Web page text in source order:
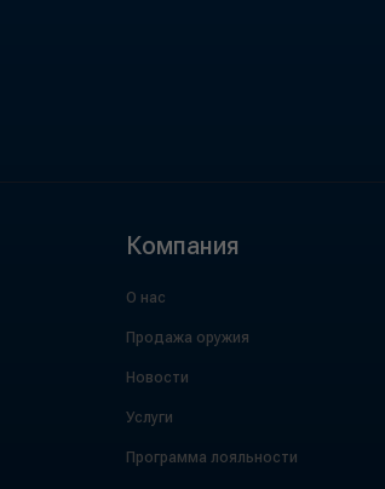
Компания
О нас
Продажа оружия
Новости
Услуги
Программа лояльности